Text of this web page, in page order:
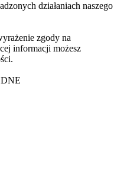
działaniach naszego
zgody na
informacji możesz